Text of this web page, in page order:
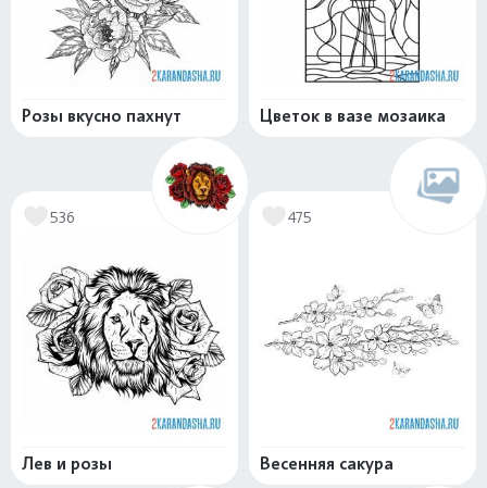
Розы вкусно пахнут Цветок в вазе мозаика
536
Лев и розы
475
Весенняя сакура